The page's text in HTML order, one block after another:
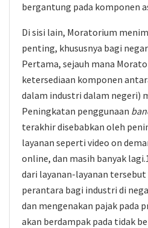
bergantung pada komponen
Di sisi lain, Moratorium
penting, khususnya bagi
Pertama, sejauh mana
ketersediaan komponen
dalam industri dalam negeri)
Peningkatan penggunaan
terakhir disebabkan oleh
layanan seperti video on
online, dan masih banyak
dari layanan-layanan
perantara bagi industri di
dan mengenakan pajak pada
akan berdampak pada tidak